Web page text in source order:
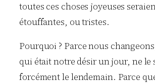
toutes ces choses joyeuses
étouffantes, ou tristes.
Pourquoi ? Parce nous
qui était notre désir un jour, ne le
forcément le lendemain. Parce